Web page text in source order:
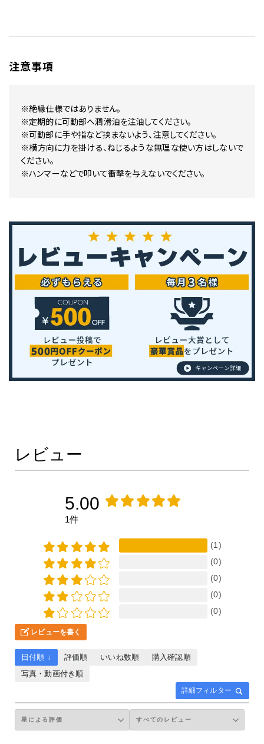
注意事項
※絶縁仕様ではありません。
※定期的に可動部へ潤滑油を注油してください。
※可動部に手や指など挟まないよう、注意してください。
※横方向に力を掛ける、ねじるような無理な使い方はしないで
ください。
※ハンマーなどで叩いて衝撃を与えないでください。
レビュー
5.00
1件
(1)
(0)
(0)
(0)
(0)
レビューを書く
詳細フィルター
日付順 ↓ 評価順 いいね数順
購入確認順
写真・動画付き順